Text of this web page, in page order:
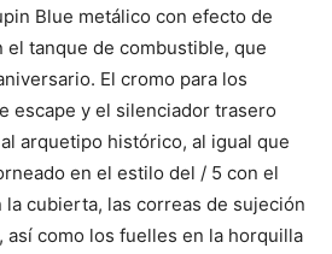
Blue metálico con efecto de
el tanque de combustible, que
El cromo para los
escape y el silenciador trasero
arquetipo histórico, al igual que
en el estilo del / 5 con el
cubierta, las correas de sujeción
así como los fuelles en la horquilla